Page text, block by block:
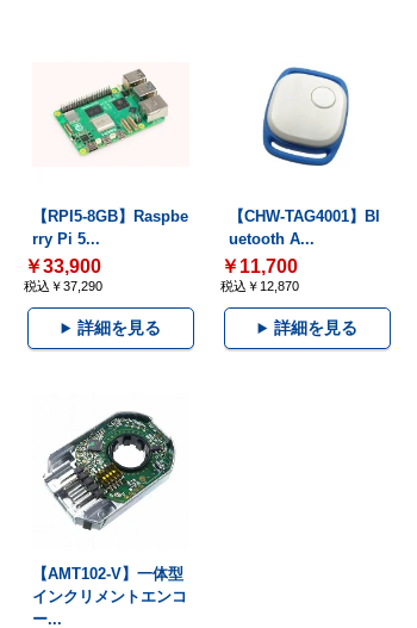
【RPI5-8GB】Raspbe
rry Pi 5...
￥33,900
税込￥37,290
詳細を見る
【CHW-TAG4001】Bl
uetooth A...
￥11,700
税込￥12,870
詳細を見る
【AMT102-V】一体型
インクリメントエンコ
ー...